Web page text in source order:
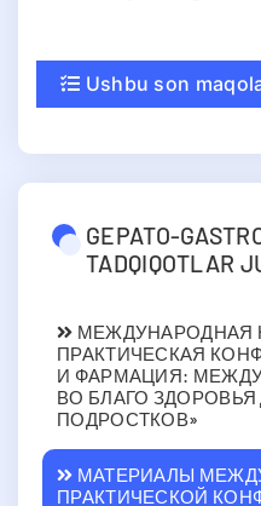
Ushbu son
GEPATO-
TADQIQOTLAR
МЕЖДУНАРОДНАЯ
ПРАКТИЧЕСКАЯ
И ФАРМАЦИЯ:
ВО БЛАГО ЗДОРОВЬЯ
ПОДРОСТКОВ»
МАТЕРИАЛЫ
ПРАКТИЧЕСКОЙ